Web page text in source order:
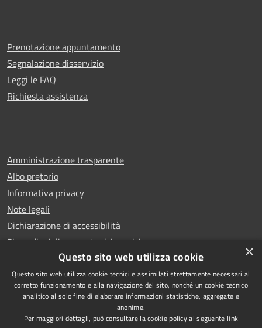
Prenotazione appuntamento
Segnalazione disservizio
Leggi le FAQ
Richiesta assistenza
Amministrazione trasparente
Albo pretorio
Informativa privacy
Note legali
Dichiarazione di accessibilità
Piano di miglioramento dei servizi
RSS
Accessibilità
Copyright © 2026 • Comune di
Capri • Powered by
×
Questo sito web utilizza cookie
Questo sito web utilizza cookie tecnici e assimilati strettamente necessari al
corretto funzionamento e alla navigazione del sito, nonché un cookie tecnico
analitico al solo fine di elaborare informazioni statistiche, aggregate e
anonime.
Per maggiori dettagli, può consultare la cookie policy al seguente link